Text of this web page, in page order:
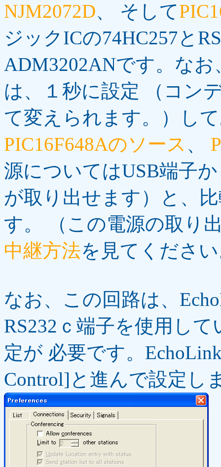
NJM2072D、 そして
ジックICの74HC257と
ADM3202ANです。な
は、１秒に設定 （コン
て変えられます。）し
PIC16F648Aのソース 、
源についてはUSB端子
が取り出せます）と、
す。 （この電源の取り
中継方法を見てくださ
なお、この回路は、
RS232ｃ端子を使用し
定が 必要です。
Control]と進んで設定し